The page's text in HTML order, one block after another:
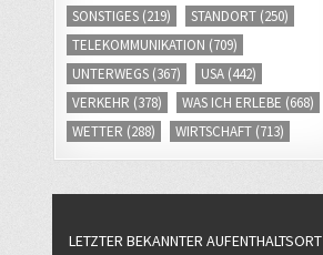
SONSTIGES (219) STANDORT (250)
TELEKOMMUNIKATION (709)
UNTERWEGS (367) USA (442)
VERKEHR (378) WAS ICH ERLEBE (668)
WETTER (288) WIRTSCHAFT (713)
LETZTER BEKANNTER AUFENTHALTSORT